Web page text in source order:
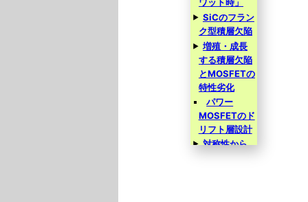
SiCのフラン
ク型積層欠陥
増殖・成長
する積層欠陥
とMOSFETの
特性劣化
パワー
MOSFETのド
リフト層設計
対称性から